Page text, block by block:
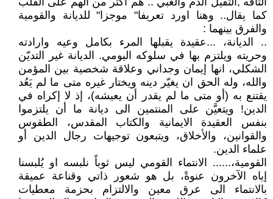
كما يقال.. وهنا اورد تعريفا" موجزا" للديانة والقومية
والفرق بينهما :
.. الديانة، ...عقيدة يقبلها المرء بكامل وعيه وارادته
وحريته ويلتزم بها في سلوكه اليومي. الديانة غير التديّن
الشكلي، انها إيمان وجداني وعلاقة شخصية بين المؤمن
والله، وله الحق ان يغيّر دينه ويختار غيره متى ما لم يَعُد
يقتنع به (أو متى ما لم يقدر أن يعيشه)، إذ لا إكراه في
الدين! ويتعيَّن على المنتمين الى ديانة ما أن يلتزموا
بنفس العقيدة الايمانية والكتاب المقدس، الطقوس
والقوانين، والأخلاق، ويتبعون توجيهات رجال الدين أو
علماء الدين.
القومية،...... الانتماء القومي ليس ثوباً نلبسه او يُلبسنا
إياه الآخرون عنوةً، بل هو شعور ذاتي وقناعة عميقة
بالانتماء الى عرق معين والالتزام بحزمة معطيات